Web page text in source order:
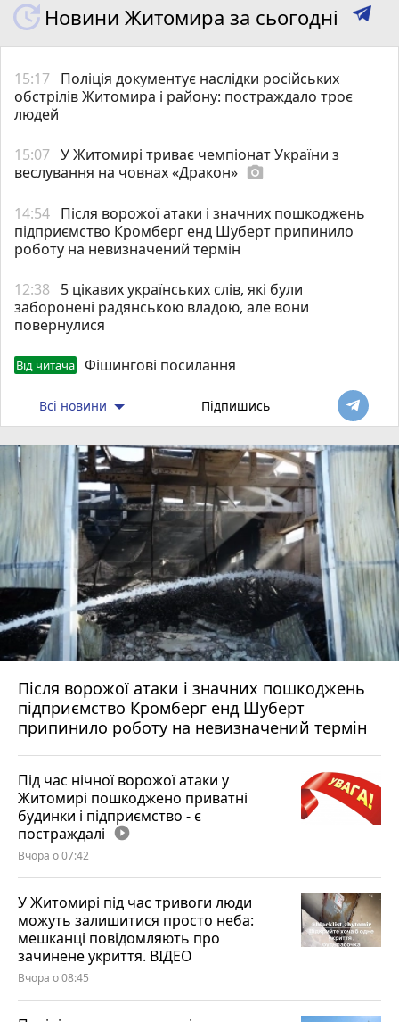
Новини Житомира за сьогодні
15:17 Поліція документує наслідки російських
обстрілів Житомира і району: постраждало троє
людей
15:07 У Житомирі триває чемпіонат України з
веслування на човнах «Дракон» photo_camera
14:54 Після ворожої атаки і значних пошкоджень
підприємство Кромберг енд Шуберт припинило
роботу на невизначений термін
12:38
5 цікавих українських слів, які були
заборонені радянською владою, але вони
повернулися
Від читача Фішингові посилання
Всі новини Підпишись
Після ворожої атаки і значних пошкоджень
підприємство Кромберг енд Шуберт
припинило роботу на невизначений термін
Під час нічної ворожої атаки у
Житомирі пошкоджено приватні
будинки і підприємство - є
постраждалі play_circle_filled
Вчора о 07:42
У Житомирі під час тривоги люди
можуть залишитися просто неба:
мешканці повідомляють про
зачинене укриття. ВІДЕО
Вчора о 08:45